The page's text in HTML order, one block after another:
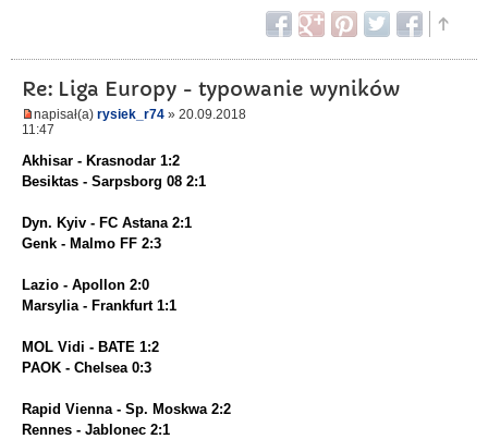
Re: Liga Europy - typowanie wyników
napisał(a) rysiek_r74 » 20.09.2018
11:47
Akhisar - Krasnodar 1:2
Besiktas - Sarpsborg 08 2:1
Dyn. Kyiv - FC Astana 2:1
Genk - Malmo FF 2:3
Lazio - Apollon 2:0
Marsylia - Frankfurt 1:1
MOL Vidi - BATE 1:2
PAOK - Chelsea 0:3
Rapid Vienna - Sp. Moskwa 2:2
Rennes - Jablonec 2:1